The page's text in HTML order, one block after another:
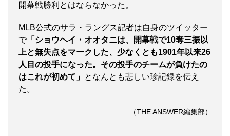
開幕戦勝利とはならなかった。
MLB公式のサラ・ラングス記者は自身のツイッター
で「ショウヘイ・オオタニは、開幕戦で10奪三振以
上と無失点をマークした、少なくとも1901年以来26
人目の投手になった。その投手のチームが負けたの
はこれが初めて」 となんとも悲しい珍記録を伝え
た。
（THE ANSWER編集部）